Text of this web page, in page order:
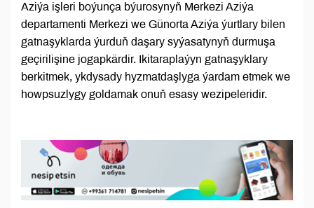
Aziýa işleri boýunça býurosynyň Merkezi Aziýa
departamenti Merkezi we Günorta Aziýa ýurtlary bilen
gatnaşyklarda ýurduň daşary syýasatynyň durmuşa
geçirilişine jogapkärdir. Ikitaraplaýyn gatnaşyklary
berkitmek, ykdysady hyzmatdaşlyga ýardam etmek we
howpsuzlygy goldamak onuň esasy wezipeleridir.